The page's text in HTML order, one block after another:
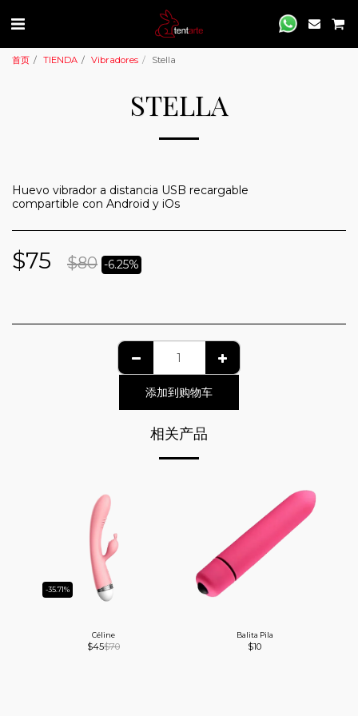
首页 TIENDA Vibradores Stella
STELLA
Huevo vibrador a distancia USB recargable
compartible con Android y iOs
$75 $80 -6.25%
添加到购物车
相关产品
-35.71%
Céline
$70
$45
Balita Pila
$10